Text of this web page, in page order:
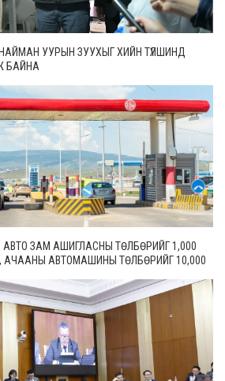
УУРЫН ЗУУХЫГ ХИЙН ТҮЛШИНД
БАЙНА
ЗАМ АШИГЛАСНЫ ТӨЛБӨРИЙГ 1,000
АЧААНЫ АВТОМАШИНЫ ТӨЛБӨРИЙГ 10,000